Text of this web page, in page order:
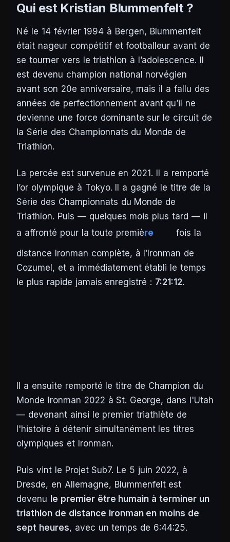
Qui est Kristian Blummenfelt ?
Né le 14 février 1994 à Bergen, Blummenfelt
était nageur compétitif et footballeur avant de
se tourner vers le triathlon à l’adolescence. Il
est devenu champion national norvégien
avant son 20e anniversaire, mais il a fallu des
années de perfectionnement avant qu’il ne
devienne une force dominante sur le circuit de
la Série des Championnats du Monde de
Triathlon.
La percée est survenue en 2021. Il a remporté
l’or olympique à Tokyo. Il a gagné le titre de la
Série des Championnats du Monde de
Triathlon. Puis — quelques mois plus tard — il
a affronté pour la toute première
fois la
distance Ironman complète, à l’Ironman de
Cozumel, et a immédiatement établi le temps
le plus rapide jamais enregistré : 7:21:12.
Il a ensuite remporté le titre de Champion du
Monde Ironman 2022 à St. George, dans l'Utah
— devenant ainsi le premier triathlète de
l'histoire à détenir simultanément les titres
olympiques et Ironman.
Puis vint le Projet Sub7. Le 5 juin 2022, à
Dresde, en Allemagne, Blummenfelt est
devenu le premier être humain à terminer un
triathlon de distance Ironman en moins de
sept heures, avec un temps de 6:44:25.